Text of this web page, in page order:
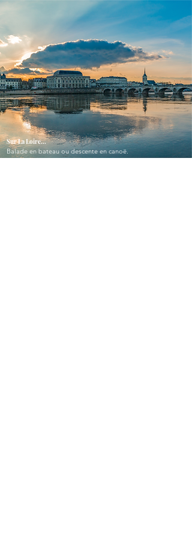
Sur La Loire...
Balade en bateau ou descente en canoë.